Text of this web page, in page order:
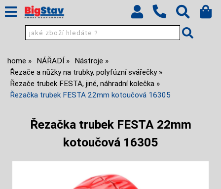
home NÁŘADÍ
Nástroje
Řezače a nůžky na trubky, polyfúzní svářečky
Řezače trubek FESTA, jiné, náhradní kolečka
Řezačka trubek FESTA 22mm kotoučová 16305
Řezačka trubek FESTA 22mm
kotoučová 16305